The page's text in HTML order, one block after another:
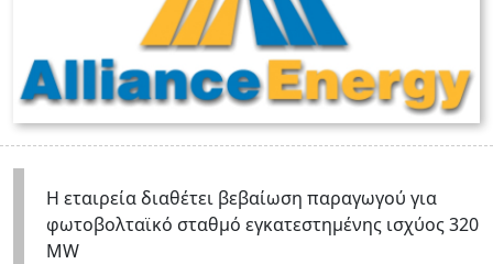
Η εταιρεία διαθέτει βεβαίωση παραγωγού για
φωτοβολταϊκό σταθμό εγκατεστημένης ισχύος 320
MW